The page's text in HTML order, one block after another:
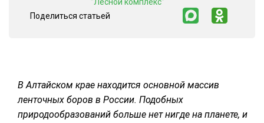
КОМПЛЕКСНАЯ ПЕРЕРАБОТКА
СОРТИРОВКА ДРЕВЕСИНЫ
СУШКА ДРЕВЕСИНЫ
В Алтайском крае находится основной массив
ленточных боров в России. Подобных
природообразований больше нет нигде на планете, и
Поделиться статьей